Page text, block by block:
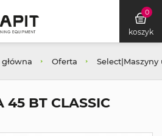
0
koszyk
Oferta Select|Maszyny
45 BT CLASSIC